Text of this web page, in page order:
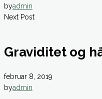
byadmin
Next Post
Graviditet og
februar 8, 2019
byadmin